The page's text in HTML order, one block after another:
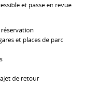
et passe en revue
et places de parc
de retour